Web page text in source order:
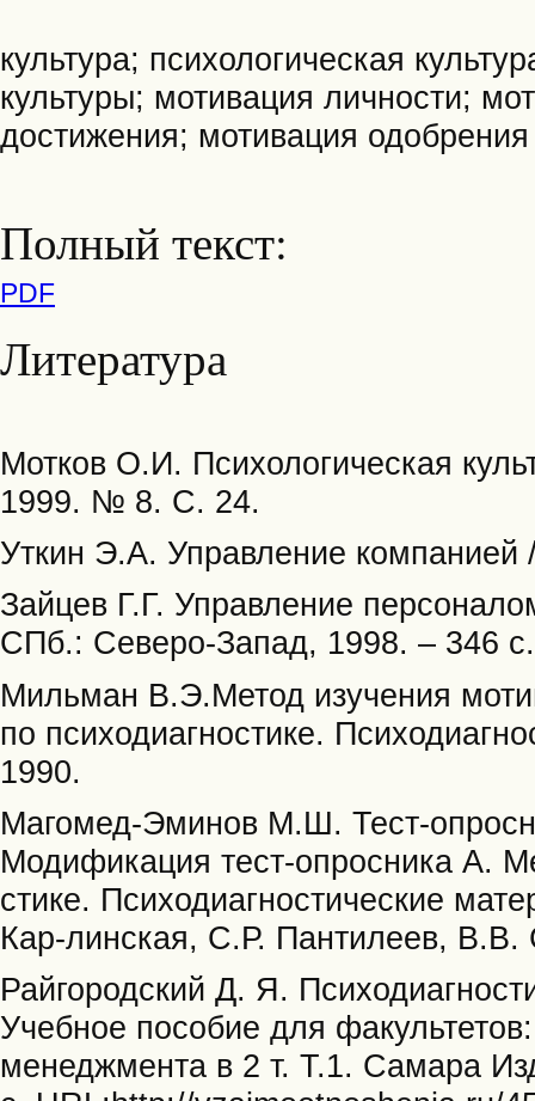
культура; психологическая
культуры; мотивация личности;
достижения; мотивация одобрения
Полный текст:
PDF
Литература
Мотков О.И. Психологическая
1999. № 8. С. 24.
Уткин Э.А. Управление
Зайцев Г.Г. Управление
СПб.: Северо-Запад, 1998. – 346 с.
Мильман В.Э.Метод изучения
по психодиагностике.
1990.
Магомед-Эминов М.Ш. Тест-
Модификация тест-опросника А.
стике. Психодиагностические
Кар-линская, С.Р. Пантилеев,
Райгородский Д. Я.
Учебное пособие для
менеджмента в 2 т. Т.1. Самара